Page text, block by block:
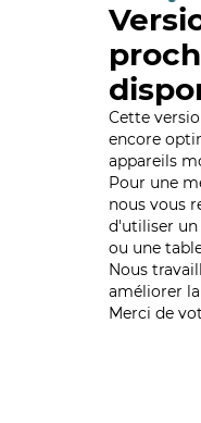
Cette
encore
appareils
Pour une
nous vous
d'utiliser un
ou une
Nous
améliorer
Merci de